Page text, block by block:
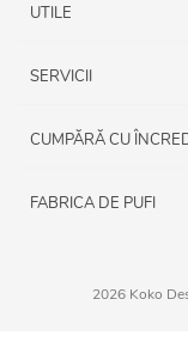
UTILE
SERVICII
CUMPĂRĂ CU
FABRICA DE PUFI
2026 Koko